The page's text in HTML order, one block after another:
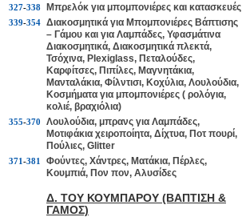
327-338 Μπρελόκ για μπομπονιέρες και κατασκευές
339-354 Διακοσμητικά για Μπομπονιέρες Βάπτισης
– Γάμου και για Λαμπάδες, Υφασμάτινα
Διακοσμητικά, Διακοσμητικά πλεκτά,
Τσόχινα, Plexiglass, Πεταλούδες,
Καρφίτσες, Πιπίλες, Μαγνητάκια,
Μανταλάκια, Φίλντισι, Κοχύλια, Λουλούδια,
Κοσμήματα για μπομπονιέρες ( ρολόγια,
κολιέ, βραχιόλια)
355-370
Λουλούδια, μπρανς για Λαμπάδες,
Μοτιφάκια χειροποίητα, Δίχτυα, Ποτ πουρί,
Πούλιες, Glitter
371-381
Φούντες, Χάντρες, Ματάκια, Πέρλες,
Κουμπιά, Πον πον, Αλυσίδες
Δ. ΤΟΥ ΚΟΥΜΠΑΡΟΥ (ΒΑΠΤΙΣΗ &
ΓΑΜΟΣ)